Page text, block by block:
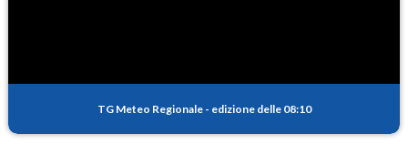
PM25
TG Meteo Regionale - edizione delle 08:10